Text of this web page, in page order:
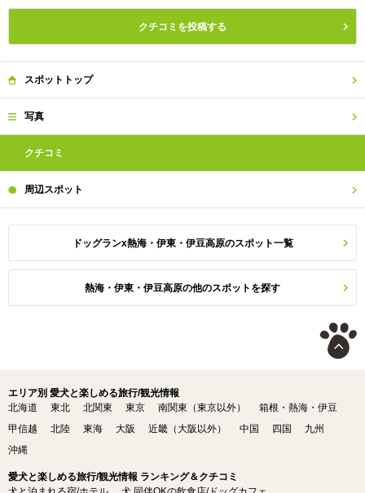
クチコミを投稿する
スポット トップ
写真
クチコミ
周辺スポット
ドッグランx熱海・伊東・伊豆高原のスポット一覧
熱海・伊東・伊豆高原の他のスポットを探す
エリア別 愛犬と楽しめる旅行/観光情報
北海道
東北 北関東 東京 南関東（東京以外）
箱根・熱海・伊豆
甲信越
北陸 東海 大阪 近畿（大阪以外） 中国 四国
九州
沖縄
愛犬と楽しめる旅行/観光情報 ランキング＆クチコミ